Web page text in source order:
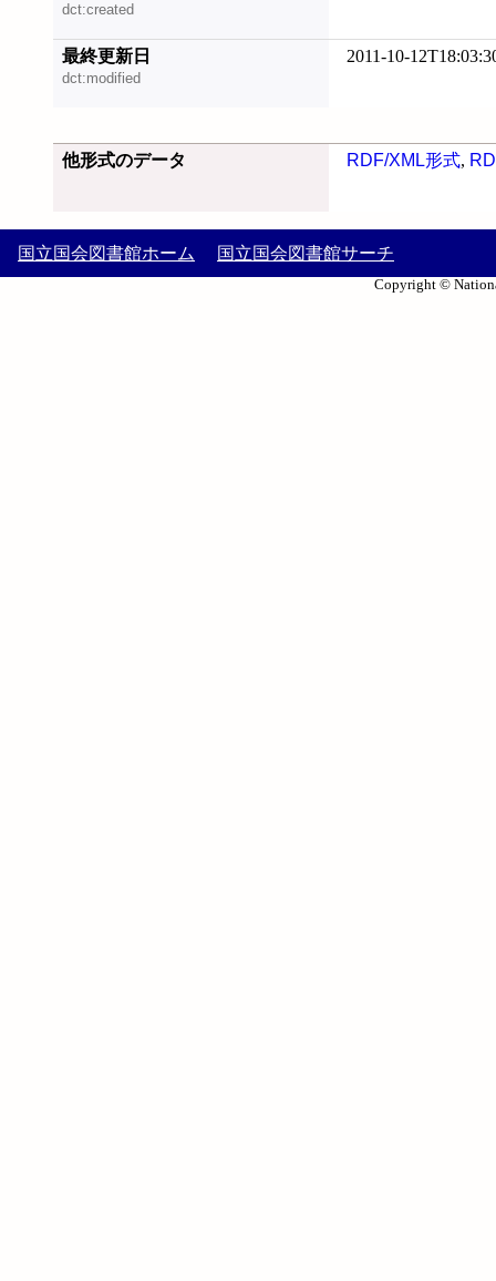
dct:created
最終更新日
dct:modified
2011-10-
他形式のデータ RDF/XML形式,
国立国会図書館ホーム 国立国会図書館サーチ
Copyright ©